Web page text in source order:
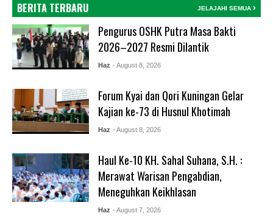
BERITA TERBARU JELAJAHI SEMUA
Pengurus OSHK Putra Masa Bakti
2026–2027 Resmi Dilantik
Haz - August 8, 2026
Forum Kyai dan Qori Kuningan Gelar
Kajian ke-73 di Husnul Khotimah
Haz - August 8, 2026
Haul Ke-10 KH. Sahal Suhana, S.H. :
Merawat Warisan Pengabdian,
Meneguhkan Keikhlasan
Haz - August 7, 2026